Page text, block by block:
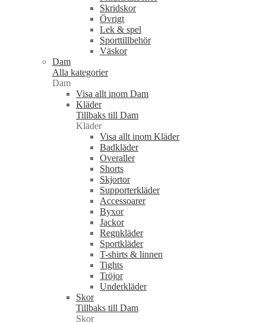
Skridskor
Övrigt
Lek & spel
Sporttillbehör
Väskor
Dam
Alla kategorier
Dam
Visa allt inom Dam
Kläder
Tillbaks till Dam
Kläder
Visa allt inom Kläder
Badkläder
Overaller
Shorts
Skjortor
Supporterkläder
Accessoarer
Byxor
Jackor
Regnkläder
Sportkläder
T-shirts & linnen
Tights
Tröjor
Underkläder
Skor
Tillbaks till Dam
Skor